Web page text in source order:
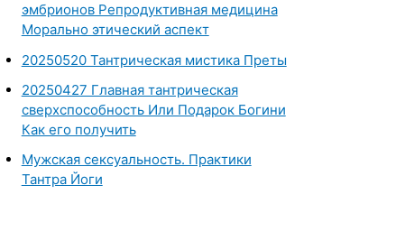
эмбрионов Репродуктивная медицина
Морально этический аспект
20250520 Тантрическая мистика Преты
20250427 Главная тантрическая
сверхспособность Или Подарок Богини
Как его получить
Мужская сексуальность. Практики
Тантра Йоги